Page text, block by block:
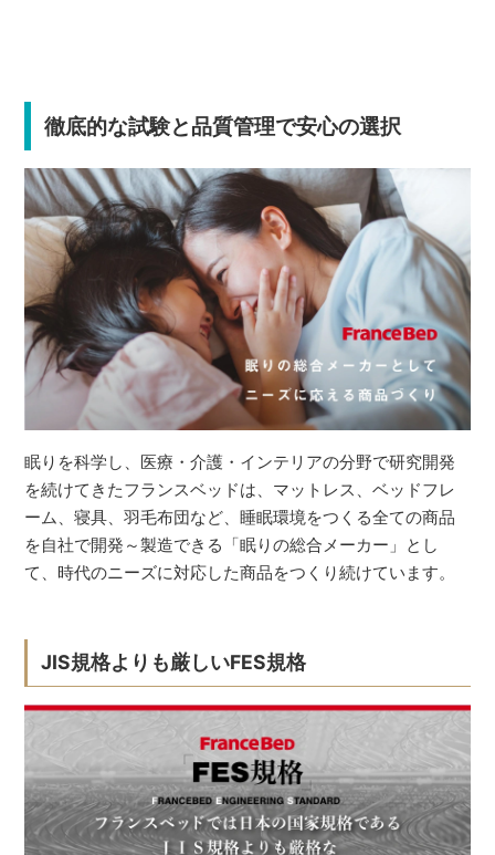
徹底的な試験と品質管理で安心の選択
眠りを科学し、医療・介護・インテリアの分野で研究開発
を続けてきたフランスベッドは、マットレス、ベッドフレ
ーム、寝具、羽毛布団など、睡眠環境をつくる全ての商品
を自社で開発～製造できる「眠りの総合メーカー」とし
て、時代のニーズに対応した商品をつくり続けています。
JIS規格よりも厳しいFES規格